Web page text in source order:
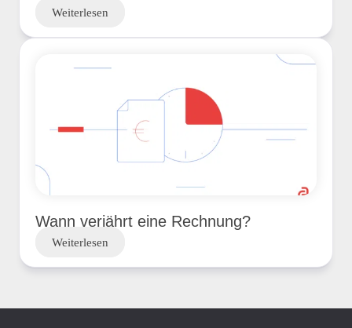
Weiterlesen
Wann verjährt eine Rechnung?
Weiterlesen